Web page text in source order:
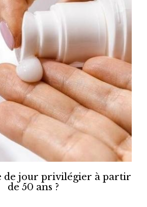
de jour privilégier à partir
de 50 ans ?